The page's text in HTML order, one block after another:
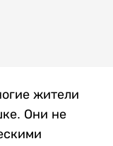
жители
Они не